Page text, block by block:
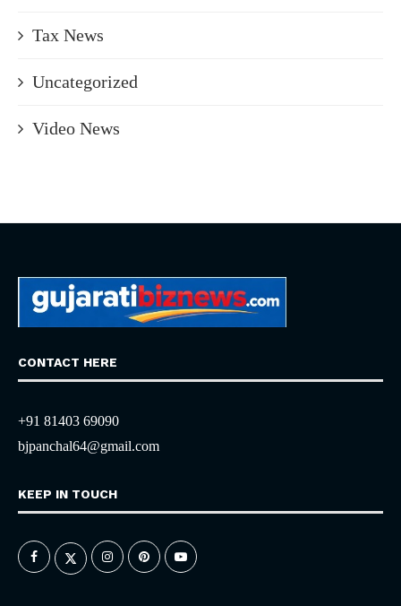
Tax News
Uncategorized
Video News
CONTACT HERE
+91 81403 69090
bjpanchal64@gmail.com
KEEP IN TOUCH